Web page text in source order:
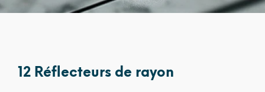
12 Réflecteurs de rayon